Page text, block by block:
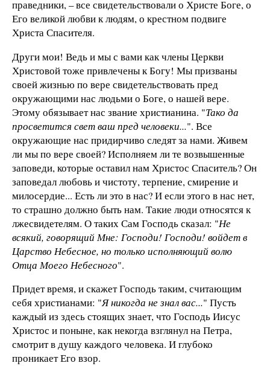
праведники, – все свидетельствовали о Христе Боге, о
Его великой любви к людям, о крестном подвиге
Христа Спасителя.
Други мои! Ведь и мы с вами как члены Церкви
Христовой тоже привлечены к Богу! Мы призваны
своей жизнью по вере свидетельствовать пред
окружающими нас людьми о Боге, о нашей вере.
Этому обязывает нас звание христианина. "Тако да
просветится свет ваш пред человеки...". Все
окружающие нас придирчиво следят за нами. Живем
ли мы по вере своей? Исполняем ли те возвышенные
заповеди, которые оставил нам Христос Спаситель? Он
заповедал любовь и чистоту, терпение, смирение и
милосердие... Есть ли это в нас? И если этого в нас нет,
то страшно должно быть нам. Такие люди относятся к
лжесвидетелям. О таких Сам Господь сказал: "Не
всякий, говорящий Мне: Господи! Господи! войдет в
Царство Небесное, но только исполняющий волю
Отца Моего Небесного".
Придет время, и скажет Господь таким, считающим
себя христианами: "Я никогда не знал вас..." Пусть
каждый из здесь стоящих знает, что Господь Иисус
Христос и поныне, как некогда взглянул на Петра,
смотрит в душу каждого человека. И глубоко
проникает Его взор.